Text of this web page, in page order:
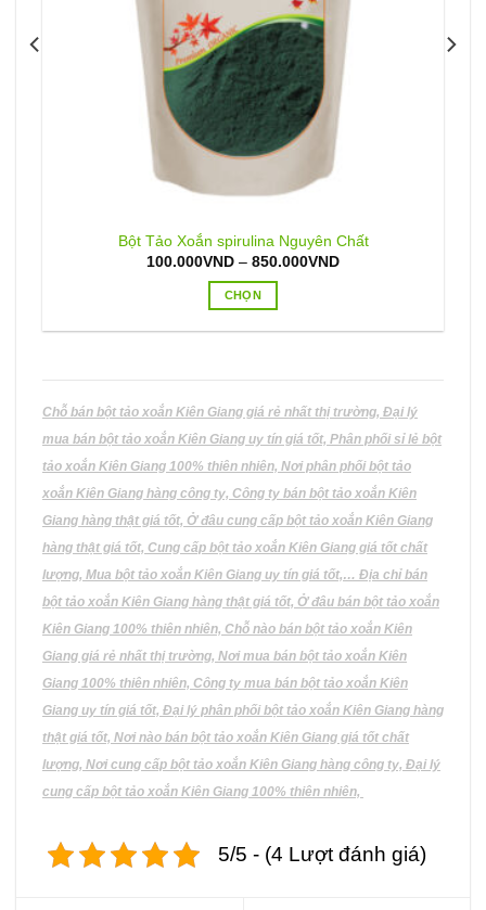
Bột Tảo Xoắn spirulina Nguyên Chất
100.000VND – 850.000VNDKhoảng
850.000VND
CHỌN
nhiều
biến
thể.
tùy
chọn
có
thể
được
trên
trang
sản
phẩm
Chỗ bán bột tảo xoắn Kiên Giang giá rẻ nhất thị trường, Đại lý
mua bán bột tảo xoắn Kiên Giang uy tín giá tốt, Phân phối sỉ lẻ bột
tảo xoắn Kiên Giang 100% thiên nhiên, Nơi phân phối bột tảo
xoắn Kiên Giang hàng công ty, Công ty bán bột tảo xoắn Kiên
Giang hàng thật giá tốt, Ở đâu cung cấp bột tảo xoắn Kiên Giang
hàng thật giá tốt, Cung cấp bột tảo xoắn Kiên Giang giá tốt chất
lượng, Mua bột tảo xoắn Kiên Giang uy tín giá tốt,… Địa chỉ bán
bột tảo xoắn Kiên Giang hàng thật giá tốt, Ở đâu bán bột tảo xoắn
Kiên Giang 100% thiên nhiên, Chỗ nào bán bột tảo xoắn Kiên
Giang giá rẻ nhất thị trường, Nơi mua bán bột tảo xoắn Kiên
Giang 100% thiên nhiên, Công ty mua bán bột tảo xoắn Kiên
Giang uy tín giá tốt, Đại lý phân phối bột tảo xoắn Kiên Giang hàng
thật giá tốt, Nơi nào bán bột tảo xoắn Kiên Giang giá tốt chất
lượng, Nơi cung cấp bột tảo xoắn Kiên Giang hàng công ty, Đại lý
cung cấp bột tảo xoắn Kiên Giang 100% thiên nhiên,
5/5 - (4 Lượt đánh giá)